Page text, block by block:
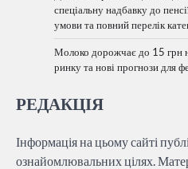
спеціальну надбавку до
умови та повний перелік
Молоко дорожчає до 15 грн
ринку та нові прогнози для
РЕДАКЦІЯ
Інформація на цьому сайті
ознайомлювальних цілях.